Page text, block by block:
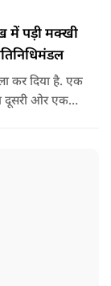
में पड़ी मक्खी
कर दिया है. एक
दूसरी ओर एक